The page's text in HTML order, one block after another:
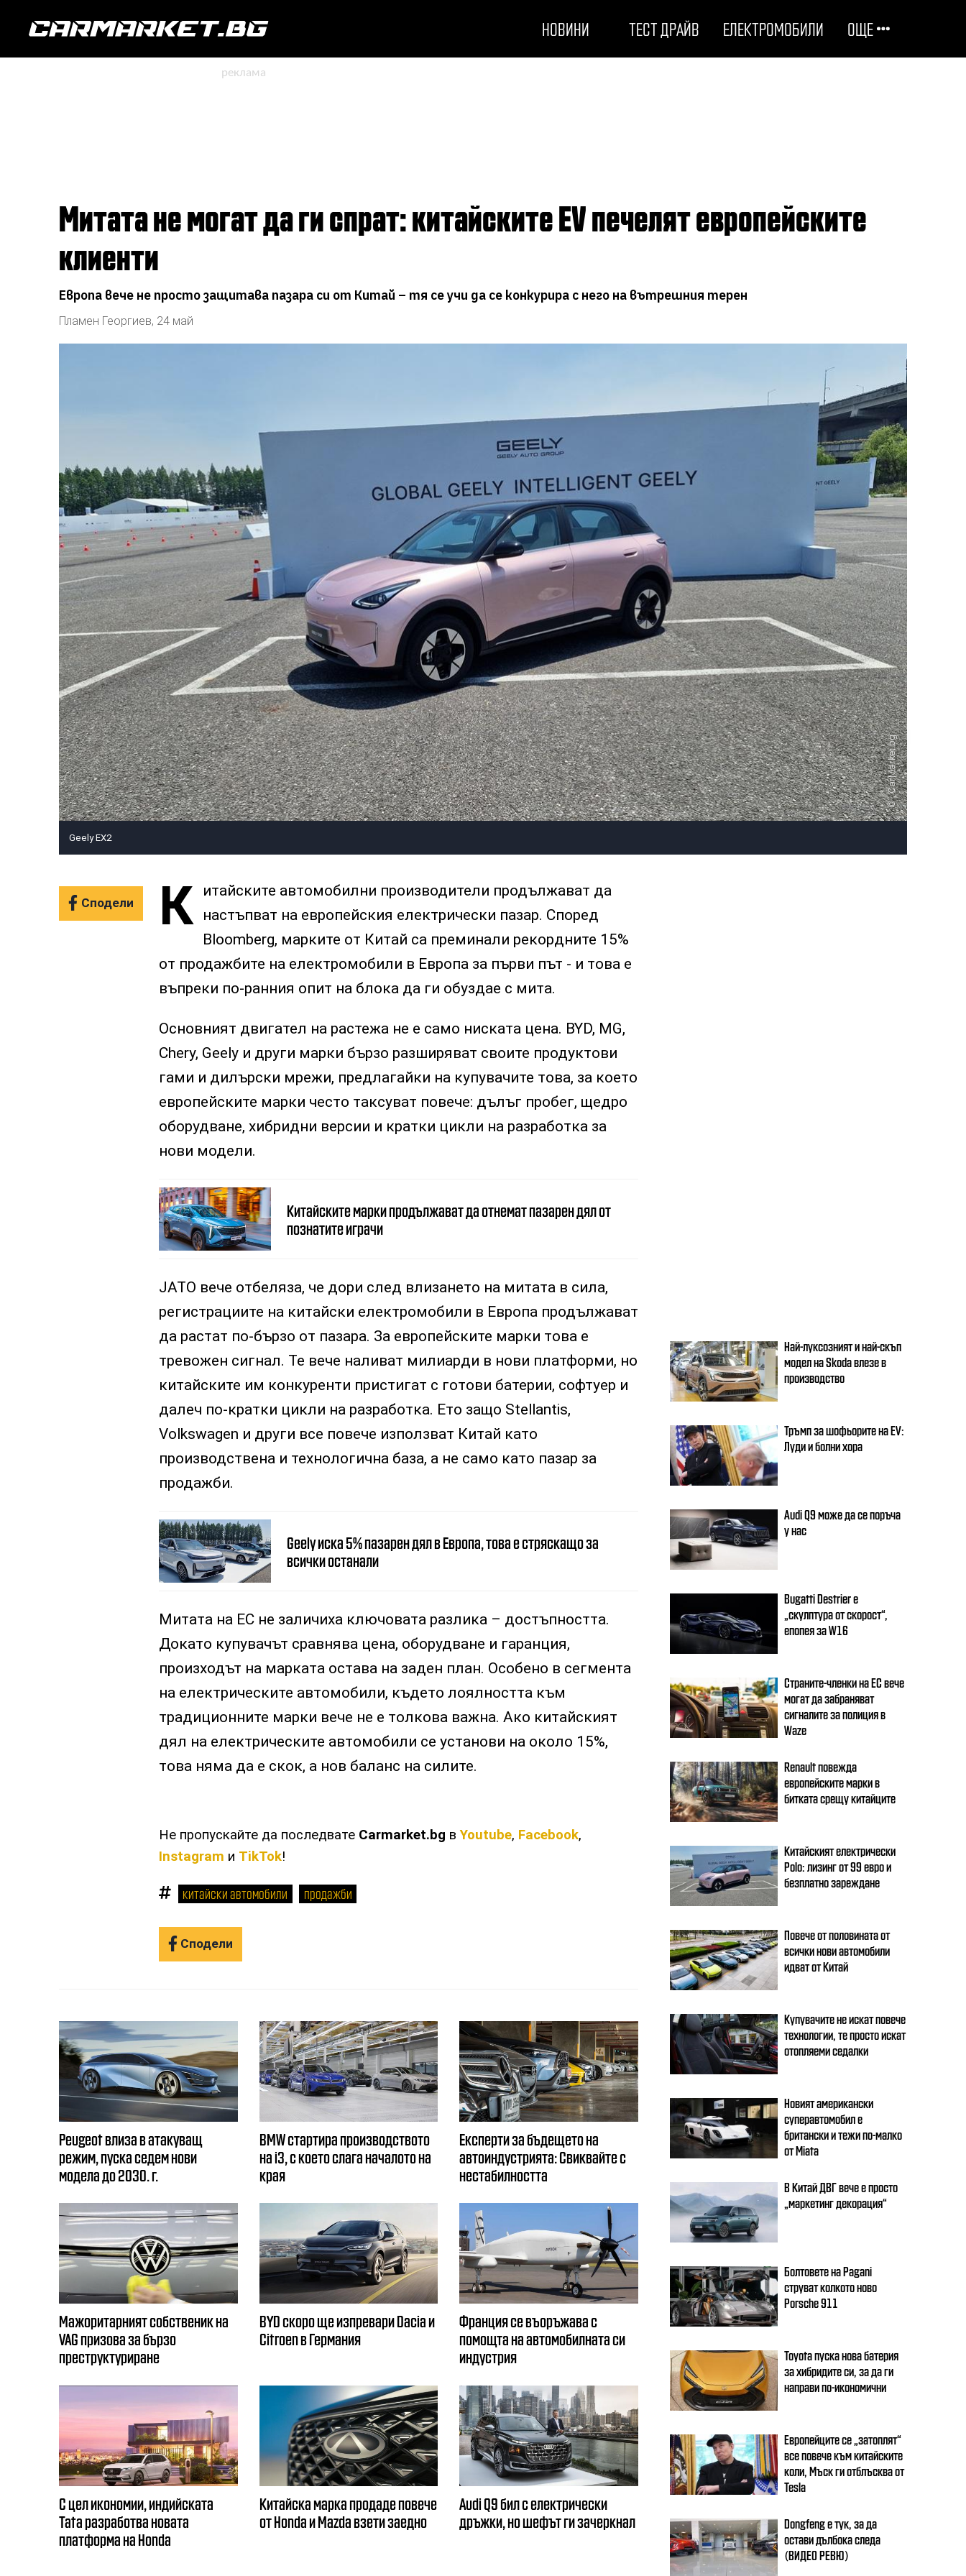
НОВИНИ ОЩЕ
ТЕСТ ДРАЙВ ЕЛЕКТРОМОБИЛИ
ЛЮБОПИТНО
Митата не могат да ги спрат: китайските EV печелят европейските
клиенти
Европа вече не просто защитава пазара си от Китай – тя се учи да се конкурира с него на вътрешния терен
Пламен Георгиев, 24 май
, CarMarket.bg
Geely EX2
Сподели К
итайските автомобилни производители продължават да
настъпват на европейския електрически пазар. Според
Bloomberg, марките от Китай са преминали рекордните 15%
от продажбите на електромобили в Европа за първи път - и това е
въпреки по-ранния опит на блока да ги обуздае с мита.
Основният двигател на растежа не е само ниската цена. BYD, MG,
Chery, Geely и други марки бързо разширяват своите продуктови
гами и дилърски мрежи, предлагайки на купувачите това, за което
европейските марки често таксуват повече: дълъг пробег, щедро
оборудване, хибридни версии и кратки цикли на разработка за
нови модели.
Китайските марки продължават да отнемат пазарен дял от
познатите играчи
JATO вече отбеляза, че дори след влизането на митата в сила,
регистрациите на китайски електромобили в Европа продължават
да растат по-бързо от пазара. За европейските марки това е
тревожен сигнал. Те вече наливат милиарди в нови платформи, но
китайските им конкуренти пристигат с готови батерии, софтуер и
далеч по-кратки цикли на разработка. Ето защо Stellantis,
Volkswagen и други все повече използват Китай като
производствена и технологична база, а не само като пазар за
продажби.
Geely иска 5% пазарен дял в Европа, това е стряскащо за
всички останали
Митата на ЕС не заличиха ключовата разлика – достъпността.
Докато купувачът сравнява цена, оборудване и гаранция,
произходът на марката остава на заден план. Особено в сегмента
на електрическите автомобили, където лоялността към
традиционните марки вече не е толкова важна. Ако китайският
дял на електрическите автомобили се установи на около 15%,
това няма да е скок, а нов баланс на силите.
Не пропускайте да последвате Carmarket.bg вYoutube, Facebook,
Instagram и TikTok!
китайски автомобили продажби
Сподели
Най-луксозният и най-скъп
модел на Skoda влезе в
производство
Тръмп за шофьорите на EV:
Луди и болни хора
Audi Q9 може да се поръча
у нас
Bugatti Destrier е
„скулптура от скорост“,
епопея за W16
Страните-членки на ЕС вече
могат да забраняват
сигналите за полиция в
Waze
Renault повежда
европейските марки в
битката срещу китайците
Китайският електрически
Polo: лизинг от 99 евро и
безплатно зареждане
Повече от половината от
всички нови автомобили
идват от Китай
Купувачите не искат повече
технологии, те просто искат
отопляеми седалки
Новият американски
суперавтомобил е
британски и тежи по-малко
от Miata
В Китай ДВГ вече е просто
„маркетинг декорация“
Болтовете на Pagani
струват колкото ново
Porsche 911
Toyota пуска нова батерия
за хибридите си, за да ги
направи по-икономични
Европейците се „затоплят“
все повече към китайските
коли, Мъск ги отблъсква от
Tesla
Dongfeng e тук, за да
остави дълбока следа
(ВИДЕО РЕВЮ)
Peugeot влиза в атакуващ
режим, пуска седем нови
модела до 2030. г.
BMW стартира производството
на i3, с което слага началото на
края
Експерти за бъдещето на
автоиндустрията: Свиквайте с
нестабилността
Мажоритарният собственик на
VAG призова за бързо
преструктуриране
BYD скоро ще изпревари Dacia и
Citroеn в Германия
Франция се въоръжава с
помощта на автомобилната си
индустрия
С цел икономии, индийската
Tata разработва новата
платформа на Honda
Китайска марка продаде повече
от Honda и Mazda взети заедно
Audi Q9 бил с електрически
дръжки, но шефът ги зачеркнал